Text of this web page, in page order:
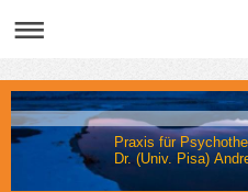
Praxis für
Dr. (Univ. Pisa)